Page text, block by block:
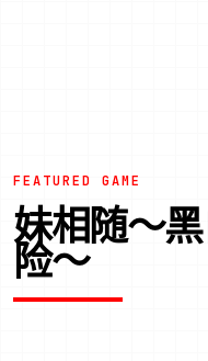
FEATURED GAME
妹相随～
险～